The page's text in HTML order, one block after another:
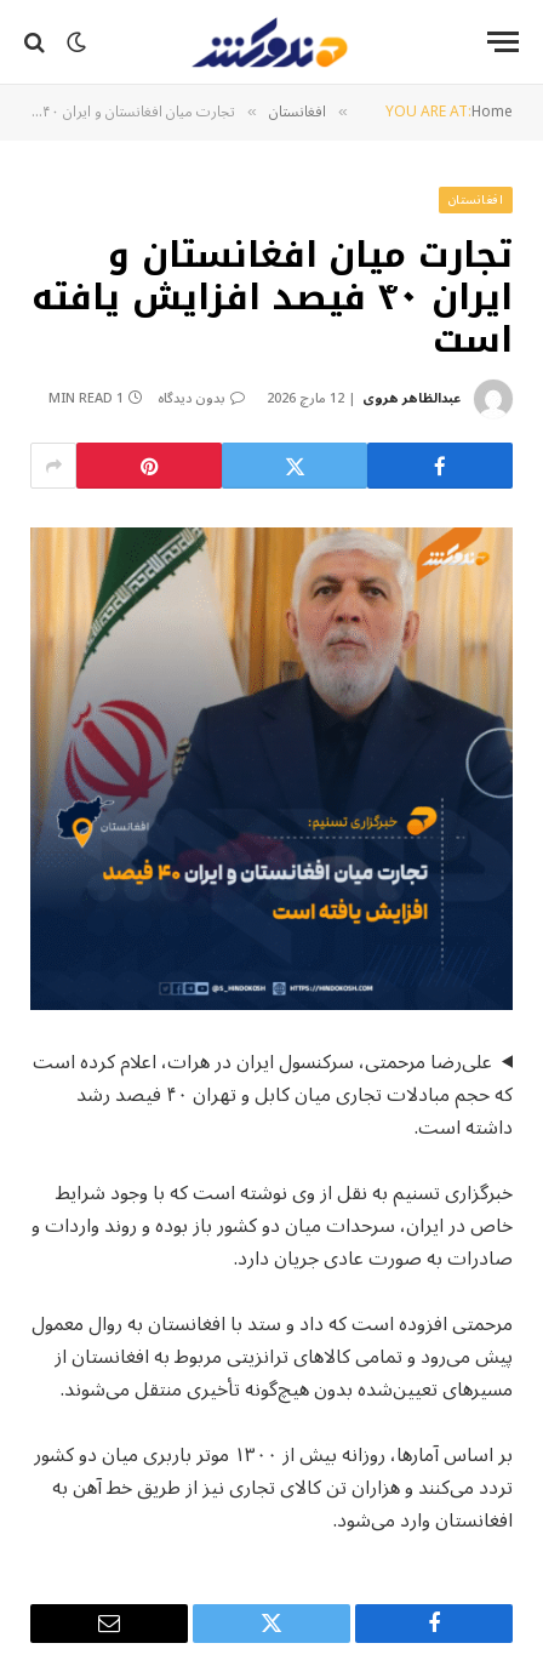
YOU ARE AT:Home
» افغانستان » تجارت میان افغانستان و ایران ۴۰ فیصد افزایش یافته است
افغانستان
تجارت میان افغانستان و
ایران ۴۰ فیصد افزایش یافته
است
عبدالظاهر هروی 12 مارچ 2026 بدون دیدگاه 1 MIN READ
علی‌رضا مرحمتی، سرکنسول ایران در هرات، اعلام کرده است
که حجم مبادلات تجاری میان کابل و تهران ۴۰ فیصد رشد
داشته است.
خبرگزاری تسنیم به نقل از وی نوشته است که با وجود شرایط
خاص در ایران، سرحدات میان دو کشور باز بوده و روند واردات و
صادرات به صورت عادی جریان دارد.
مرحمتی افزوده است که داد و ستد با افغانستان به روال معمول
پیش می‌رود و تمامی کالاهای ترانزیتی مربوط به افغانستان از
مسیرهای تعیین‌شده بدون هیچ‌گونه تأخیری منتقل می‌شوند.
بر اساس آمارها، روزانه بیش از ۱۳۰۰ موتر باربری میان دو کشور
تردد می‌کنند و هزاران تن کالای تجاری نیز از طریق خط آهن به
افغانستان وارد می‌شود.
Facebook
Twitter
Email